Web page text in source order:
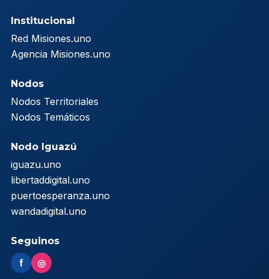
Institucional
Red Misiones.uno
Agencia Misiones.uno
Nodos
Nodos Territoriales
Nodos Temáticos
Nodo Iguazú
iguazu.uno
libertaddigital.uno
puertoesperanza.uno
wandadigital.uno
Seguinos
f ◎